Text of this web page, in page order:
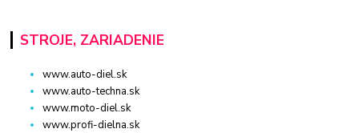
STROJE, ZARIADENIE
www.auto-diel.sk
www.auto-techna.sk
www.moto-diel.sk
www.profi-dielna.sk